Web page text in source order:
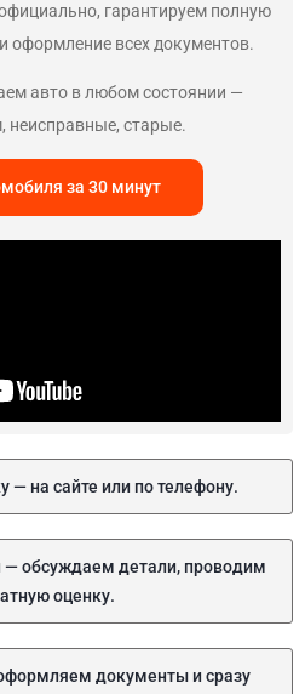
гарантируем полную
оформление всех документов.
авто в любом состоянии —
неисправные, старые.
за 30 минут
— на сайте или по телефону.
обсуждаем детали, проводим
оценку.
документы и сразу